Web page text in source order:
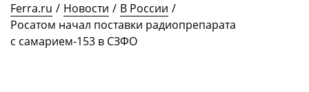
Ferra.ru / Новости / В России /
Росатом начал поставки радиопрепарата
с самарием-153 в СЗФО